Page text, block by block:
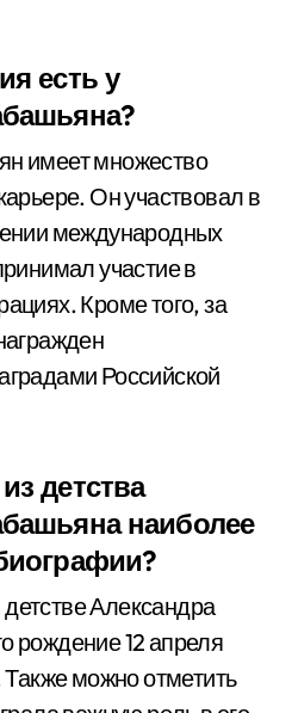
есть у
имеет множество
Он участвовал в
международных
участие в
Кроме того, за
Российской
детства
наиболее
Александра
рождение 12 апреля
можно отметить